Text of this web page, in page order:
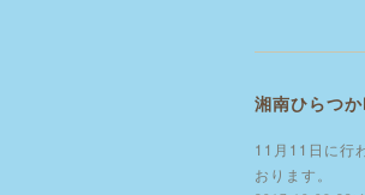
湘南ひらつ
11月11日に行
おります。